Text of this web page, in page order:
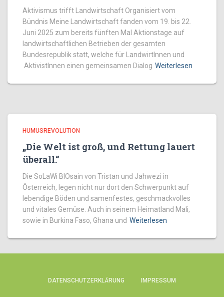
Aktivismus trifft Landwirtschaft Organisiert vom
Bündnis Meine Landwirtschaft fanden vom 19. bis 22.
Juni 2025 zum bereits fünften Mal Aktionstage auf
landwirtschaftlichen Betrieben der gesamten
Bundesrepublik statt, welche für LandwirtInnen und
AktivistInnen einen gemeinsamen Dialog Weiterlesen
HUMUSREVOLUTION
„Die Welt ist groß, und Rettung lauert
überall.“
Die SoLaWi BIOsain von Tristan und Jahwezi in
Österreich, legen nicht nur dort den Schwerpunkt auf
lebendige Böden und samenfestes, geschmackvolles
und vitales Gemüse. Auch in seinem Heimatland Mali,
sowie in Burkina Faso, Ghana und Weiterlesen
DATENSCHUTZERKLÄRUNG IMPRESSUM